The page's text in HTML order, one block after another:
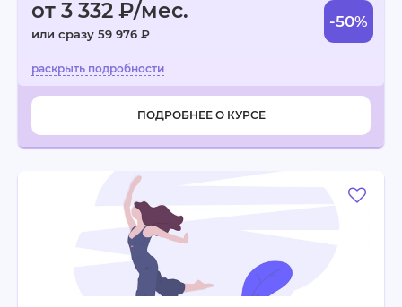
от 3 332 ₽/мес.
или сразу 59 976 ₽
-50%
ПОДРОБНЕЕ О КУРСЕ